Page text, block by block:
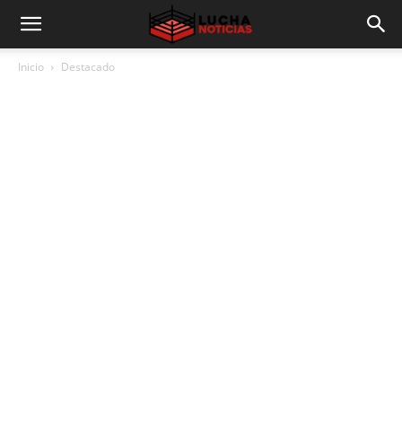
Inicio Destacado